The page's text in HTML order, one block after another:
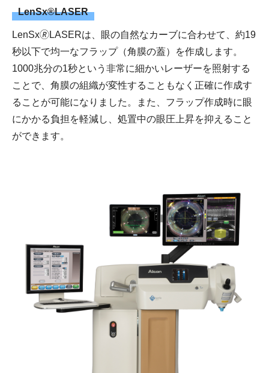
LenSx®LASER
LenSx🄬LASERは、眼の自然なカーブに合わせて、約19
秒以下で均一なフラップ（角膜の蓋）を作成します。
1000兆分の1秒という非常に細かいレーザーを照射する
ことで、角膜の組織が変性することもなく正確に作成す
ることが可能になりました。また、フラップ作成時に眼
にかかる負担を軽減し、処置中の眼圧上昇を抑えること
ができます。